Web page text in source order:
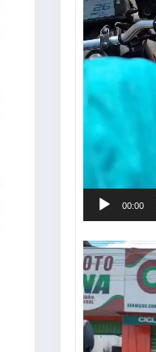
00:00
Tocador
de
vídeo